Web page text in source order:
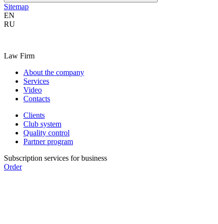
Sitemap
EN
RU
Law Firm
About the company
Services
Video
Contacts
Clients
Club system
Quality control
Partner program
Subscription services for business
Order